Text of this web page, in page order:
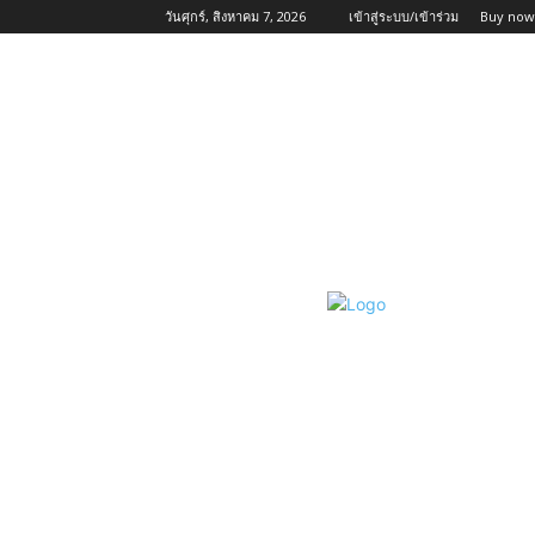
วันศุกร์, สิงหาคม 7, 2026 เข้าสู่ระบบ/เข้าร่วม Buy